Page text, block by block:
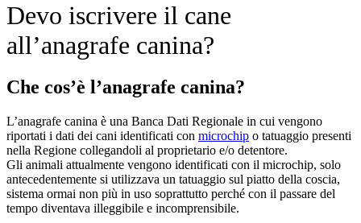
Devo iscrivere il cane
all’anagrafe canina?
Che cos’è l’anagrafe canina?
L’anagrafe canina è una Banca Dati Regionale in cui vengono
riportati i dati dei cani identificati con microchip o tatuaggio presenti
nella Regione collegandoli al proprietario e/o detentore.
Gli animali attualmente vengono identificati con il microchip, solo
antecedentemente si utilizzava un tatuaggio sul piatto della coscia,
sistema ormai non più in uso soprattutto perché con il passare del
tempo diventava illeggibile e incomprensibile.